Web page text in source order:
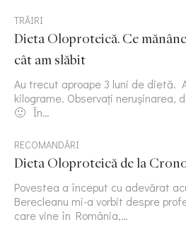
TRĂIRI
Dieta Oloproteică. Ce
cât am slăbit
Au trecut aproape 3 luni de dietă.
kilograme. Observați nerușinarea,
🙂 În…
RECOMANDĂRI
Dieta Oloproteică de la
Povestea a început cu adevărat
Berecleanu mi-a vorbit despre
care vine în România,…